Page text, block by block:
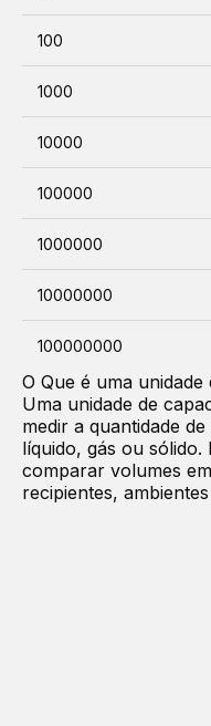
100
1000
10000
100000
1000000
10000000
100000000
O Que é uma unidade
Uma unidade de
medir a quantidade
líquido, gás ou sólido.
comparar volumes
recipientes,